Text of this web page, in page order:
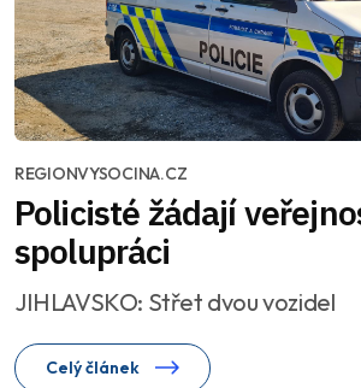
REGIONVYSOCINA.CZ
Policisté žádají
spolupráci
JIHLAVSKO: Střet dvou vozidel
Celý článek